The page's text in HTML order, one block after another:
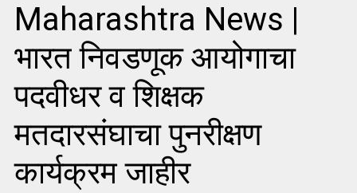
Maharashtra News |
भारत निवडणूक आयोगाचा
पदवीधर व शिक्षक
मतदारसंघाचा पुनरीक्षण
कार्यक्रम जाहीर